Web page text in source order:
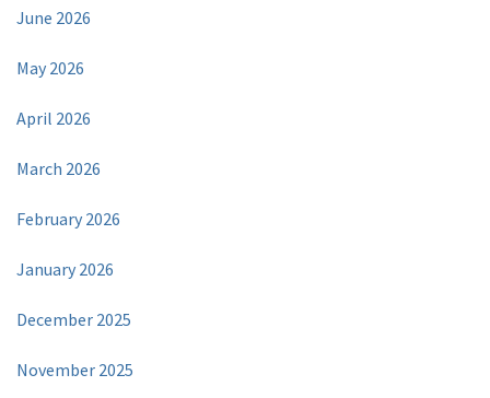
June 2026
May 2026
April 2026
March 2026
February 2026
January 2026
December 2025
November 2025